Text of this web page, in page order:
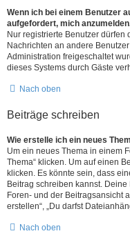
Wenn ich bei einem Benutzer
aufgefordert, mich
Nur registrierte Benutzer
Nachrichten an andere
Administration freigeschaltet
dieses Systems durch Gäste
Nach oben
Beiträge schreiben
Wie erstelle ich ein neues
Um ein neues Thema in einem
Thema“ klicken. Um auf einen
klicken. Es könnte sein, dass
Beitrag schreiben kannst.
Foren- und der Beitragsansicht
erstellen“, „Du darfst
Nach oben